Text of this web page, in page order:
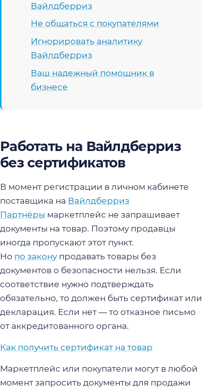
Вайлдберриз
Не общаться с покупателями
Игнорировать аналитику
Вайлдберриз
Ваш надежный помощник в
бизнесе
Работать на Вайлдберриз
без сертификатов
В момент регистрации в личном кабинете
поставщика на Вайлдберриз
Партнёры маркетплейс не запрашивает
документы на товар. Поэтому продавцы
иногда пропускают этот пункт.
Но по законупродавать товары без
документов о безопасности нельзя. Если
соответствие нужно подтверждать
обязательно, то должен быть сертификат или
декларация. Если нет — то отказное письмо
от аккредитованного органа.
Как получить сертификат на товар
Маркетплейс или покупатели могут в любой
момент запросить документы для продажи